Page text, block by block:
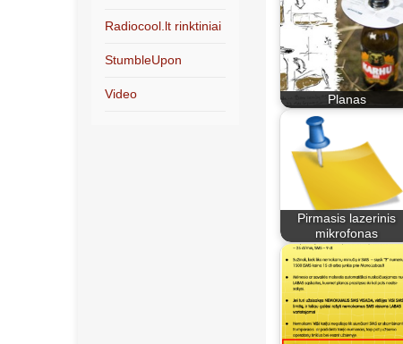
Planas
Pirmasis lazerinis
mikrofonas
Radiocool.lt rinktiniai
StumbleUpon
Video